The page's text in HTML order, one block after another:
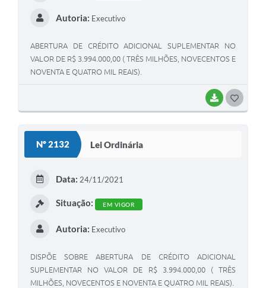
BAIXAR
Autoria: Executivo
ABERTURA DE CRÉDITO ADICIONAL SUPLEMENTAR NO
VALOR DE R$ 3.994.000,00 ( TRÊS MILHÕES, NOVECENTOS E
NOVENTA E QUATRO MIL REAIS).
Nº 2132 Lei Ordinária
Data: 24/11/2021
Situação: EM VIGOR
Autoria: Executivo
DISPÕE SOBRE ABERTURA DE CRÉDITO ADICIONAL
SUPLEMENTAR NO VALOR DE R$ 3.994.000,00 ( TRÊS
MILHÕES, NOVECENTOS E NOVENTA E QUATRO MIL REAIS).